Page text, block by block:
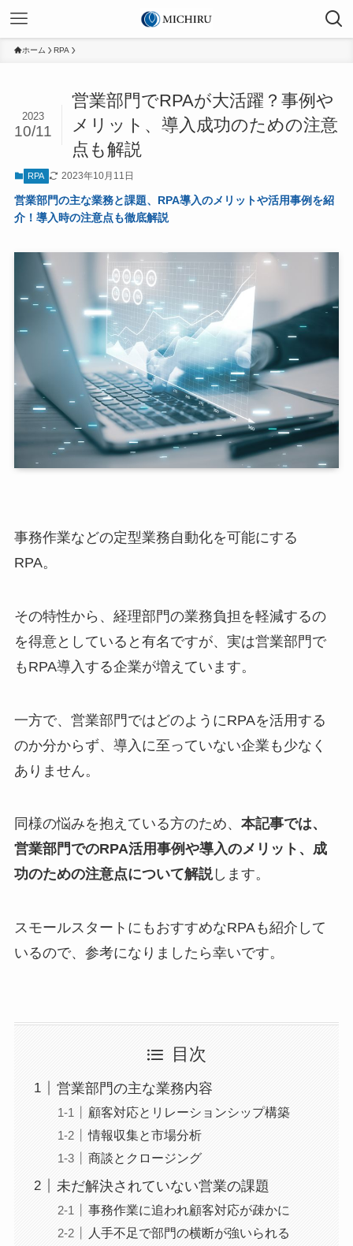
ホーム RPA
営業部門でRPAが大活躍？事例や
メリット、導入成功のための注意
点も解説
2023
10/11
RPA 2023年10月11日
営業部門の主な業務と課題、RPA導入のメリットや活用事例を紹
介！導入時の注意点も徹底解説
事務作業などの定型業務自動化を可能にする
RPA。
その特性から、経理部門の業務負担を軽減するの
を得意としていると有名ですが、実は営業部門で
もRPA導入する企業が増えています。
一方で、営業部門ではどのようにRPAを活用する
のか分からず、導入に至っていない企業も少なく
ありません。
同様の悩みを抱えている方のため、 本記事では、
営業部門でのRPA活用事例や導入のメリット、成
功のための注意点について解説します。
スモールスタートにもおすすめなRPAも紹介して
いるので、参考になりましたら幸いです。
目次
営業部門の主な業務内容
顧客対応とリレーションシップ構築
情報収集と市場分析
商談とクロージング
未だ解決されていない営業の課題
事務作業に追われ顧客対応が疎かに
人手不足で部門の横断が強いられる